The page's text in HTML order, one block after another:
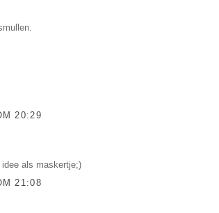
20:29
als maskertje;)
21:08